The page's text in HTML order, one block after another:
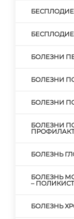
БОЛЕЗНИ
БОЛЕЗНИ
БОЛЕЗНИ
БОЛЕЗНИ
БОЛЕЗНЬ
БОЛЕЗНЬ
–
БОЛЕЗНЬ